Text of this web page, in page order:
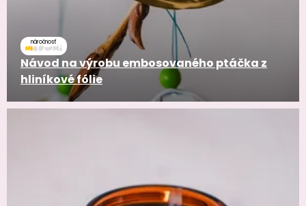
náročnosť
Návod na výrobu embosovaného ptáčka z
hliníkové fólie